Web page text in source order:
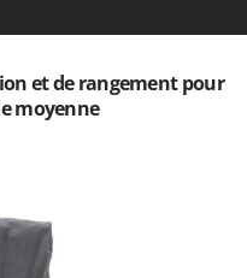
et de rangement pour
moyenne